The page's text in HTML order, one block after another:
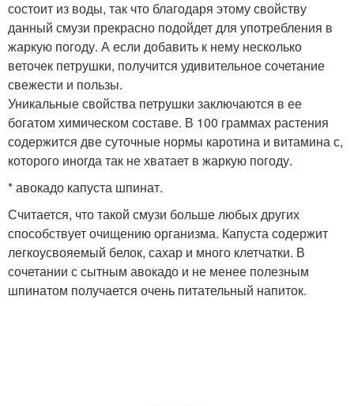
состоит из воды, так что благодаря этому свойству
данный смузи прекрасно подойдет для употребления в
жаркую погоду. А если добавить к нему несколько
веточек петрушки, получится удивительное сочетание
свежести и пользы.
Уникальные свойства петрушки заключаются в ее
богатом химическом составе. В 100 граммах растения
содержится две суточные нормы каротина и витамина с,
которого иногда так не хватает в жаркую погоду.
* авокадо капуста шпинат.
Считается, что такой смузи больше любых других
способствует очищению организма. Капуста содержит
легкоусвояемый белок, сахар и много клетчатки. В
сочетании с сытным авокадо и не менее полезным
шпинатом получается очень питательный напиток.